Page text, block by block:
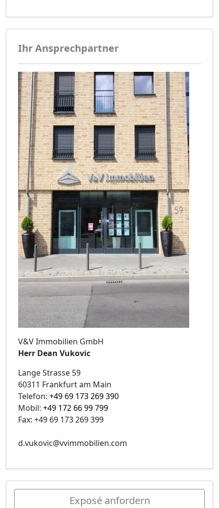
Ihr Ansprechpartner
V&V Immobilien GmbH
Herr Dean Vukovic
Lange Strasse 59
60311 Frankfurt am Main
Telefon: +49 69 173 269 390
Mobil: +49 172 66 99 799
Fax: +49 69 173 269 399
d.vukovic@vvimmobilien.com
Exposé anfordern